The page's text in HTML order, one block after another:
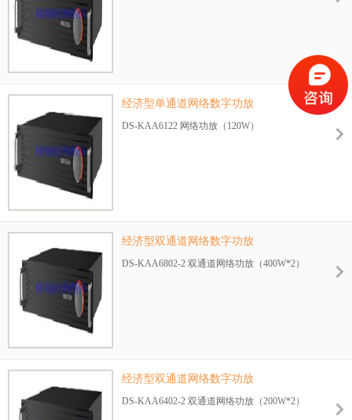
经济型单通道网络数字功放
DS-KAA6122 网络功放（120W）
经济型双通道网络数字功放
DS-KAA6802-2 双通道网络功放（400W*2）
经济型双通道网络数字功放
DS-KAA6402-2 双通道网络功放（200W*2）